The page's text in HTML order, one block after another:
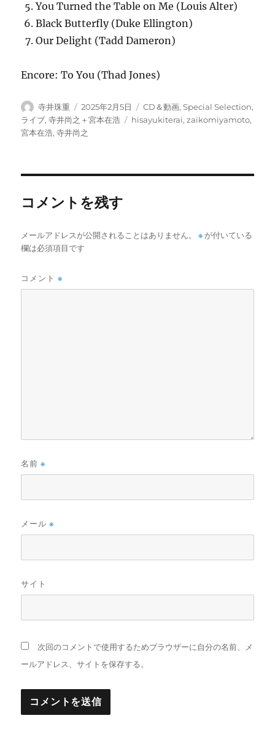
You Turned the Table on Me (Louis Alter)
Black Butterfly (Duke Ellington)
Our Delight (Tadd Dameron)
Encore: To You (Thad Jones)
投
稿
者
寺井珠重
投
稿
日:
2025年2月5日
カ
テ
CD＆動画,Special Selection,
ライブ,寺井尚之＋宮本在浩
タ
hisayukiterai,zaikomiyamoto,
宮本在浩,寺井尚之
コメントを残す
メールアドレスが公開されることはありません。 ※ が付いている
欄は必須項目です
コメント※
名前※
メール※
サイト
次回のコメントで使用するためブラウザーに自分の名前、メ
ールアドレス、サイトを保存する。